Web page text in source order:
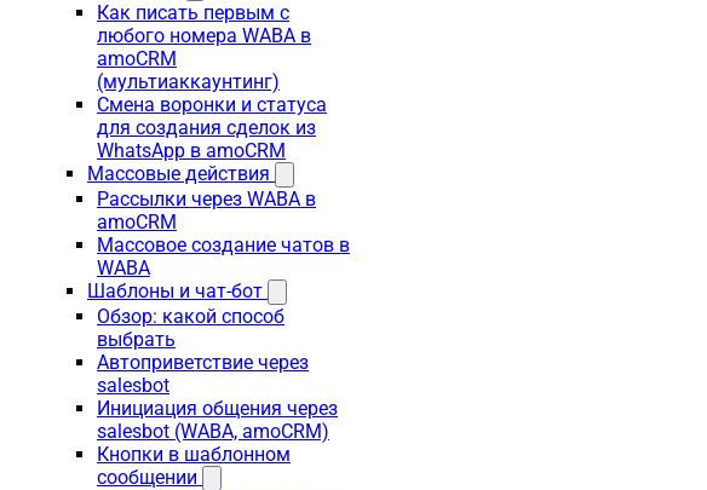
Как писать первым с
любого номера WABA в
amoCRM
(мультиаккаунтинг)
Смена воронки и статуса
для создания сделок из
WhatsApp в amoCRM
Массовые действия
Рассылки через WABA в
amoCRM
Массовое создание чатов в
WABA
Шаблоны и чат-бот
Обзор: какой способ
выбрать
Автоприветствие через
salesbot
Инициация общения через
salesbot (WABA, amoCRM)
Кнопки в шаблонном
сообщении